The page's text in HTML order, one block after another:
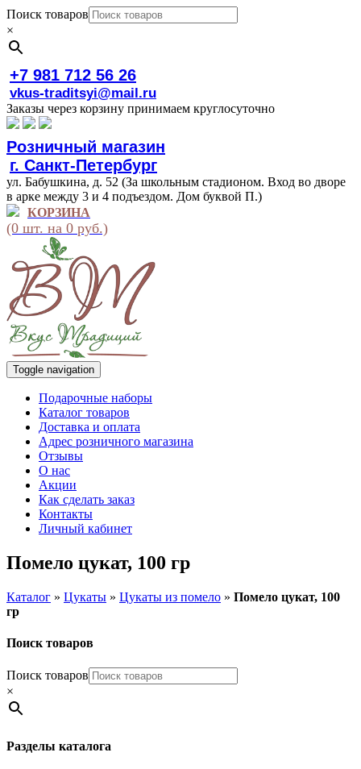
Поиск товаров
×
+7 981 712 56 26
vkus-traditsyi@mail.ru
Заказы через корзину принимаем круглосуточно
Розничный магазин
г. Санкт-Петербург
ул. Бабушкина, д. 52 (За школьным стадионом. Вход во дворе
в арке между 3 и 4 подъездом. Дом буквой П.)
КОРЗИНА
(0 шт. на 0 руб.)
Toggle navigation
Подарочные наборы
Каталог товаров
Доставка и оплата
Адрес розничного магазина
Отзывы
О нас
Акции
Как сделать заказ
Контакты
Личный кабинет
Помело цукат, 100 гр
Каталог » Цукаты » Цукаты из помело » Помело цукат, 100
гр
Поиск товаров
Поиск товаров
×
Разделы каталога